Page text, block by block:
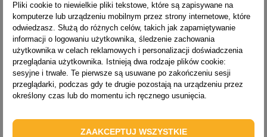
ZASIĘG PRACY [M] 3,1
CIĘŻAR [KG]
TYP 1967
Pliki cookie to niewielkie pliki tekstowe, które są zapisywane na
komputerze lub urządzeniu mobilnym przez strony internetowe, które
odwiedzasz. Służą do różnych celów, takich jak zapamiętywanie
informacji o logowaniu użytkownika, śledzenie zachowania
użytkownika w celach reklamowych i personalizacji doświadczenia
przeglądania użytkownika. Istnieją dwa rodzaje plików cookie:
sesyjne i trwałe. Te pierwsze są usuwane po zakończeniu sesji
przeglądarki, podczas gdy te drugie pozostają na urządzeniu przez
określony czas lub do momentu ich ręcznego usunięcia.
ZAAKCEPTUJ WSZYSTKIE